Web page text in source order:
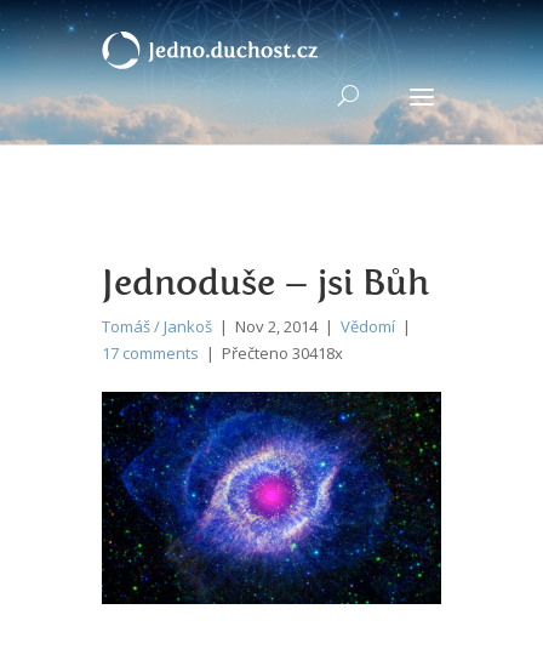
Jednoduše – jsi Bůh
Tomáš / Jankoš | Nov 2, 2014 | Vědomí |
17 comments | Přečteno 30418x